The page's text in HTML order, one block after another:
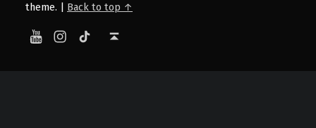
theme. | Back to top ↑